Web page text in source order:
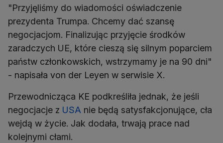
"Przyjęliśmy do wiadomości oświadczenie
prezydenta Trumpa. Chcemy dać szansę
negocjacjom. Finalizując przyjęcie środków
zaradczych UE, które cieszą się silnym poparciem
państw członkowskich, wstrzymamy je na 90 dni"
- napisała von der Leyen w serwisie X.
Przewodnicząca KE podkreśliła jednak, że jeśli
negocjacje z USA nie będą satysfakcjonujące, cła
wejdą w życie. Jak dodała, trwają prace nad
kolejnymi cłami.